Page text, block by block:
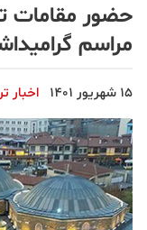
حقوقی
قبرس
حضور مقامات
مراسم
15 شهریور 1401 اخبار